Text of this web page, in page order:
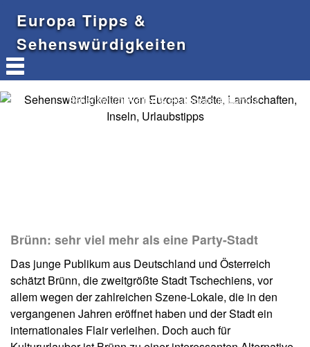
Europa Tipps &
Sehenswürdigkeiten
Sehenswürdigkeiten & Reisetipps in Europa
Brünn: sehr viel mehr als eine Party-Stadt
Das junge Publikum aus Deutschland und Österreich
schätzt Brünn, die zweitgrößte Stadt Tschechiens, vor
allem wegen der zahlreichen Szene-Lokale, die in den
vergangenen Jahren eröffnet haben und der Stadt ein
internationales Flair verleihen. Doch auch für